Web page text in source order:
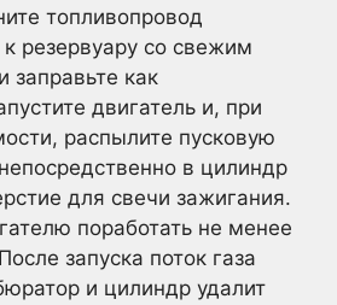
топливопровод
к резервуару со свежим
заправьте как
двигатель и, при
распылите пусковую
в цилиндр
для свечи зажигания.
поработать не менее
запуска поток газа
и цилиндр удалит